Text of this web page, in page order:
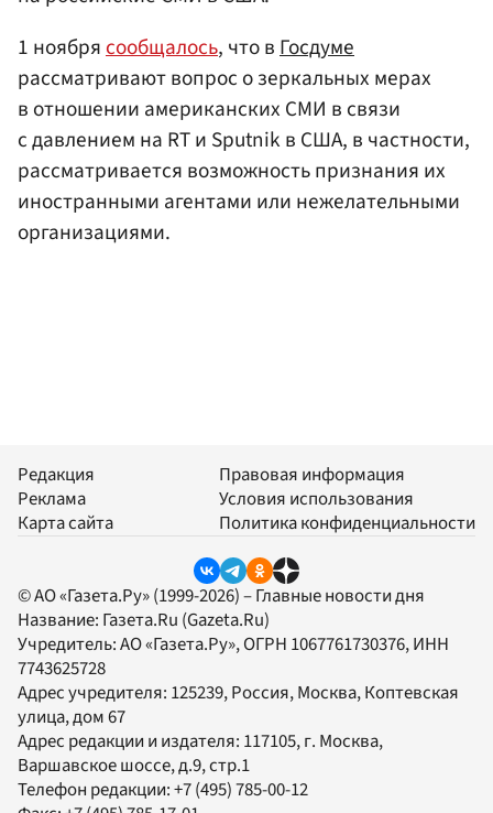
1 ноябрясообщалось, что вГосдуме
рассматривают вопрос о зеркальных мерах
в отношении американских СМИ в связи
с давлением на RT и Sputnik в США, в частности,
рассматривается возможность признания их
иностранными агентами или нежелательными
организациями.
Редакция
Реклама
Карта сайта
Правовая информация
Условия использования
Политика конфиденциальности
© АО «Газета.Ру» (1999-2026) – Главные новости дня
Название: Газета.Ru (Gazeta.Ru)
Учредитель:АО «Газета.Ру», ОГРН 1067761730376, ИНН
7743625728
Адрес учредителя: 125239, Россия, Москва, Коптевская
улица, дом 67
Адрес редакции и издателя: 117105, г. Москва,
Варшавское шоссе, д.9, стр.1
Телефон редакции:+7 (495) 785-00-12